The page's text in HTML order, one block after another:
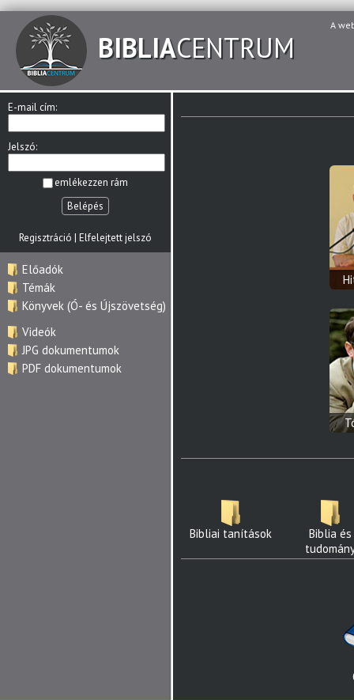
BIBLIACENTRUM
A
E-mail cím:
Jelszó:
emlékezzen rám
Belépés
Regisztráció | Elfelejtett jelszó
Előadók
Témák
Könyvek (Ó- és Újszövetség)
Videók
JPG dokumentumok
PDF dokumentumok
Bibliai tanítások
Biblia és